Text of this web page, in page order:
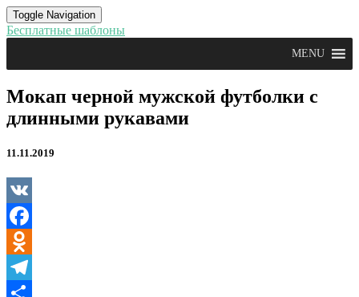
Toggle Navigation
Бесплатные шаблоны
MENU
Мокап
черной
мужской
с
рукавами
Мокап черной мужской футболки с
длинными рукавами
11.11.2019
VK
Facebook
Odnoklassniki
Telegram